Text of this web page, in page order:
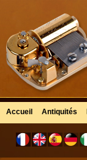
Accueil Antiquités